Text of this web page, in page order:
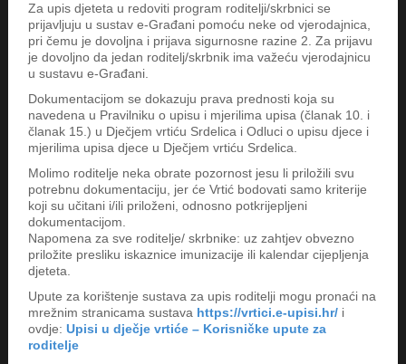
Za upis djeteta u redoviti program roditelji/skrbnici se
prijavljuju u sustav e-Građani pomoću neke od vjerodajnica,
pri čemu je dovoljna i prijava sigurnosne razine 2. Za prijavu
je dovoljno da jedan roditelj/skrbnik ima važeću vjerodajnicu
u sustavu e-Građani.
Dokumentacijom se dokazuju prava prednosti koja su
navedena u Pravilniku o upisu i mjerilima upisa (članak 10. i
članak 15.) u Dječjem vrtiću Srdelica i Odluci o upisu djece i
mjerilima upisa djece u Dječjem vrtiću Srdelica.
Molimo roditelje neka obrate pozornost jesu li priložili svu
potrebnu dokumentaciju, jer će Vrtić bodovati samo kriterije
koji su učitani i/ili priloženi, odnosno potkrijepljeni
dokumentacijom.
Napomena za sve roditelje/ skrbnike: uz zahtjev obvezno
priložite presliku iskaznice imunizacije ili kalendar cijepljenja
djeteta.
Upute za korištenje sustava za upis roditelji mogu pronaći na
mrežnim stranicama sustava https://vrtici.e-upisi.hr/i
ovdje: Upisi u dječje vrtiće – Korisničke upute za
roditelje